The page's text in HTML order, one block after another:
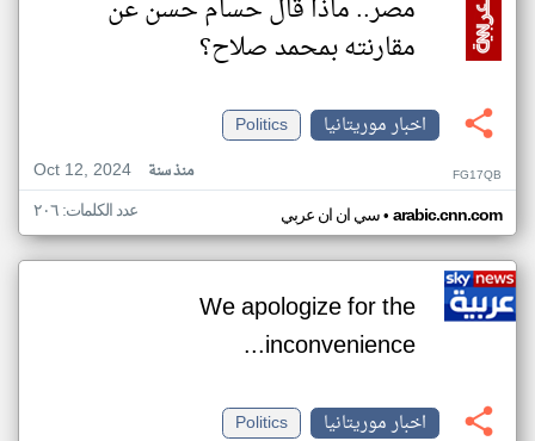
مصر.. ماذا قال حسام حسن عن
مقارنته بمحمد صلاح؟
اخبار موريتانيا
Politics
Oct 12, 2024
منذ سنة FG17QB
سي ان ان عربي• arabic.cnn.com عدد الكلمات: ٢٠٦
We apologize for the
inconvenience...
اخبار موريتانيا
Politics